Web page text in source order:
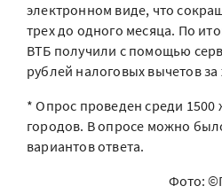
электронном виде, что
трех до одного месяца. По
ВТБ получили с помощью
рублей налоговых вычетов
* Опрос проведен среди 1500
городов. В опросе можно
вариантов ответа.
Фото: